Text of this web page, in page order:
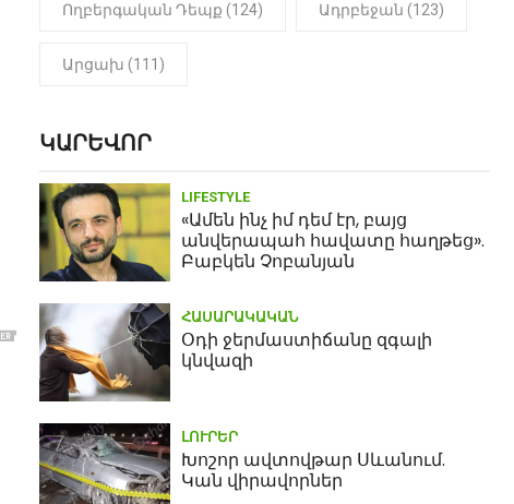
Ողբերգական Դեպք (124) Ադրբեջան (123)
Արցախ (111)
ԿԱՐԵՎՈՐ
LIFESTYLE
«Ամեն ինչ իմ դեմ էր, բայց
անվերապահ հավատը հաղթեց».
Բաբկեն Չոբանյան
ՀԱՍԱՐԱԿԱԿԱՆ
Օդի ջերմաստիճանը զգալի
կնվազի
ԼՈՒՐԵՐ
Խոշոր ավտովթար Սևանում.
Կան վիրավորներ